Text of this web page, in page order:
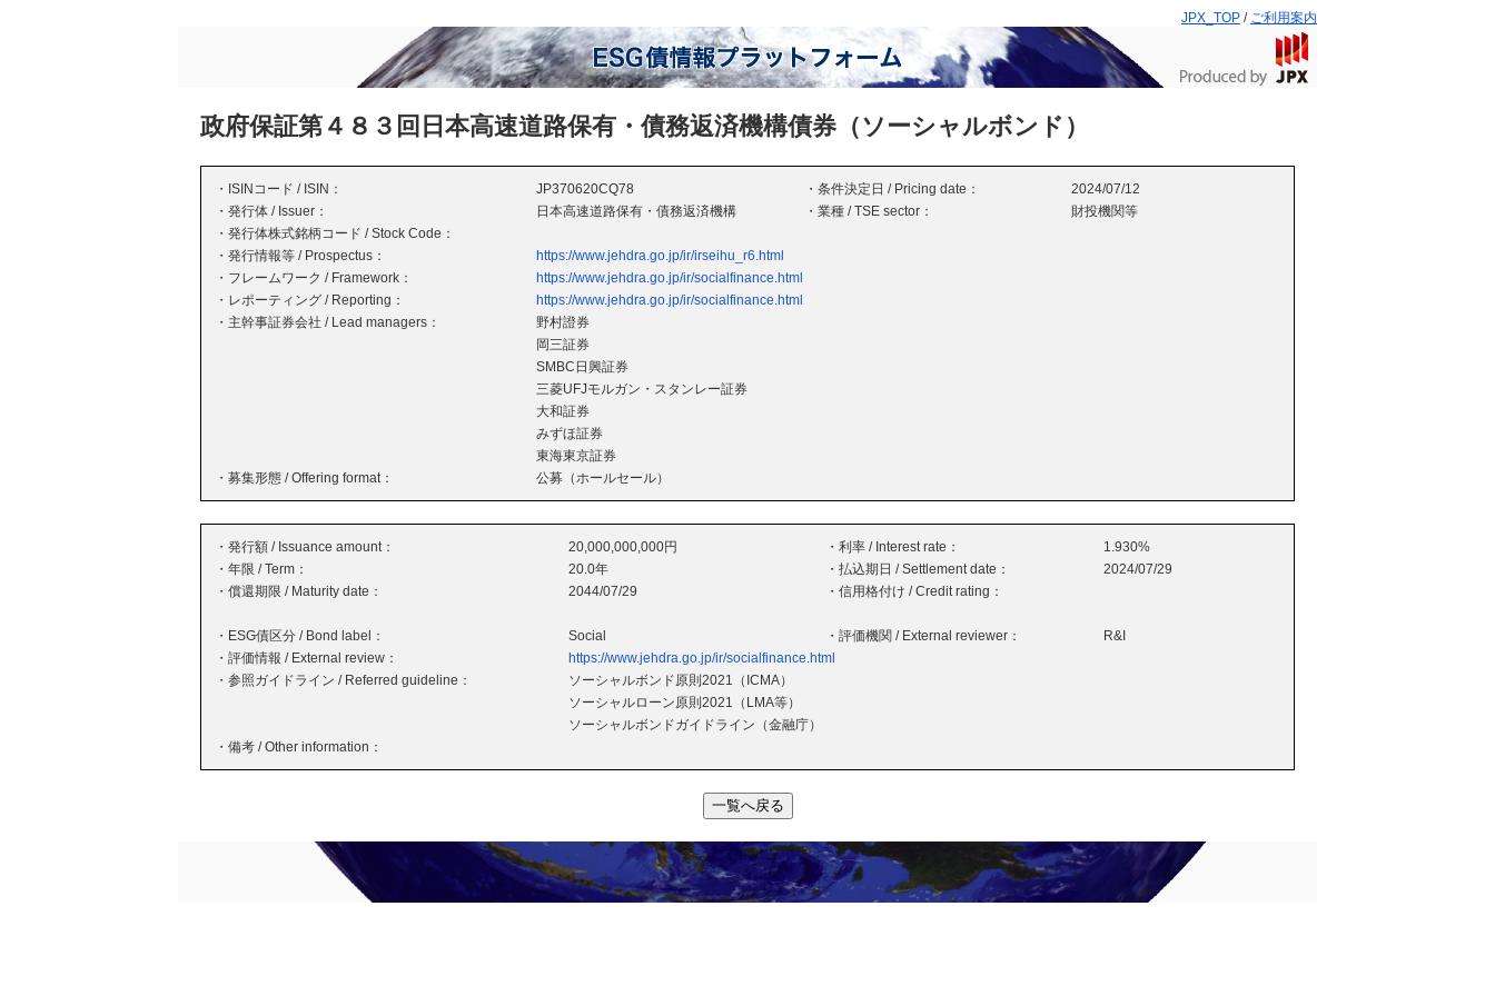
JPX_TOP / ご利用案内
政府保証第４８３回日本高速道路保有・債務返済機構債券（ソーシャルボンド）
・ISINコード / ISIN： JP370620CQ78 ・条件決定日 / Pricing date：
2024/07/12
・発行体 / Issuer：
日本高速道路保有・債務返済機構 ・業種 / TSE sector：
財投機関等
・発行体株式銘柄コード / Stock Code：
・発行情報等 / Prospectus：
https://www.jehdra.go.jp/ir/irseihu_r6.html
・フレームワーク / Framework：
https://www.jehdra.go.jp/ir/socialfinance.html
・レポーティング / Reporting：
https://www.jehdra.go.jp/ir/socialfinance.html
・主幹事証券会社 / Lead managers：
野村證券
岡三証券
SMBC日興証券
三菱UFJモルガン・スタンレー証券
大和証券
みずほ証券
東海東京証券
・募集形態 / Offering format：
公募（ホールセール）
・発行額 / Issuance amount： 20,000,000,000円 ・利率 / Interest rate：
1.930%
・年限 / Term：
20.0年 ・払込期日 / Settlement date：
2024/07/29
・償還期限 / Maturity date：
2044/07/29 ・信用格付け / Credit rating：
・ESG債区分 / Bond label： Social ・評価機関 / External reviewer：
R&I
・評価情報 / External review：
https://www.jehdra.go.jp/ir/socialfinance.html
・参照ガイドライン / Referred guideline：
ソーシャルボンド原則2021（ICMA）
ソーシャルローン原則2021（LMA等）
ソーシャルボンドガイドライン（金融庁）
・備考 / Other information：
一覧へ戻る